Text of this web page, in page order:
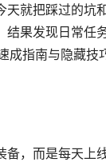
就把踩过的坑
果发现日常任
成指南与隐藏技
备，而是每天